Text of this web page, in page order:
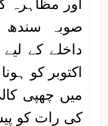
اور مظاہرہ
صوبہ سندھ
اکتوبر کو
کی رات کو